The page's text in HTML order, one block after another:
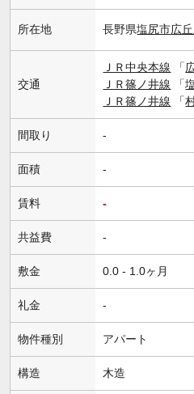
所在地 長野県塩尻市広
交通
ＪＲ中央本線 「
ＪＲ篠ノ井線 「
ＪＲ篠ノ井線 「
間取り -
面積 -
賃料 -
共益費 -
敷金 0.0 - 1.0ヶ月
礼金 -
物件種別 アパート
構造 木造